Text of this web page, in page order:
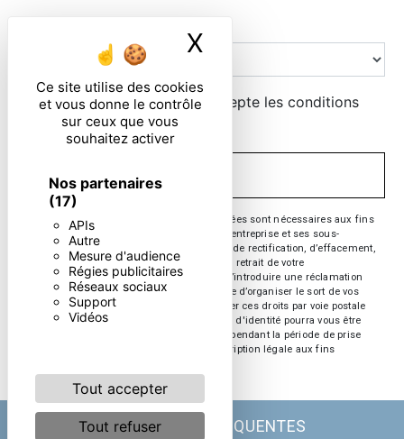
Ce site utilise des cookies
et vous donne le contrôle
sur ceux que vous
souhaitez activer
Nos partenaires
(17)
APIs
Autre
Mesure d'audience
Régies publicitaires
Réseaux sociaux
Support
Vidéos
Tout accepter
Tout refuser
X Masquer le
En cochant cette case, j'accepte les conditions
particulières ci-dessous **
** Les données personnelles communiquées sont nécessaires aux fins
de vous contacter. Elles sont destinées à l'entreprise et ses sous-
traitants. Vous disposez de droits d’accès, de rectification, d’effacement,
de portabilité, de limitation, d’opposition, de retrait de votre
consentement à tout moment et du droit d’introduire une réclamation
auprès d’une autorité de contrôle, ainsi que d’organiser le sort de vos
données post-mortem. Vous pouvez exercer ces droits par voie postale
ou par courrier électronique. Un justificatif d'identité pourra vous être
demandé. Nous conservons vos données pendant la période de prise
de contact puis pendant la durée de prescription légale aux fins
RECHERCHES FRÉQUENTES